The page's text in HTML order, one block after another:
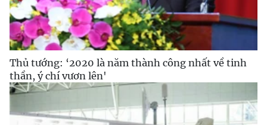
Thủ tướng: ‘2020 là năm thành công nhất về tinh
thần, ý chí vươn lên'